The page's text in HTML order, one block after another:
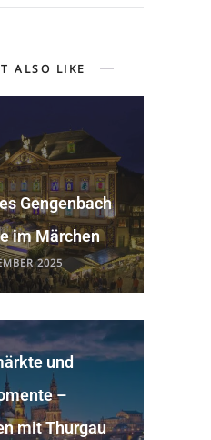
ALSO LIKE
Gengenbach
im Märchen
2025
und
–
mit Thurgau